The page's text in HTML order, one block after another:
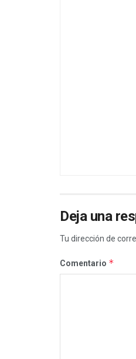
Deja una
Tu dirección de
Comentario *